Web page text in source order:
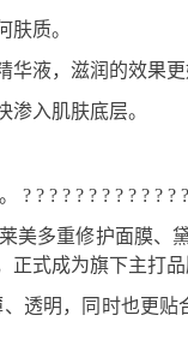
质。
液，滋润的效果更
入肌肤底层。
? ? ? ? ? ? ? ? ? ? ?
美多重修护面膜
正式成为旗下主打品
透明，同时也更